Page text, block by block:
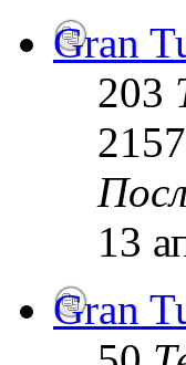
Gran
203
13
Gran